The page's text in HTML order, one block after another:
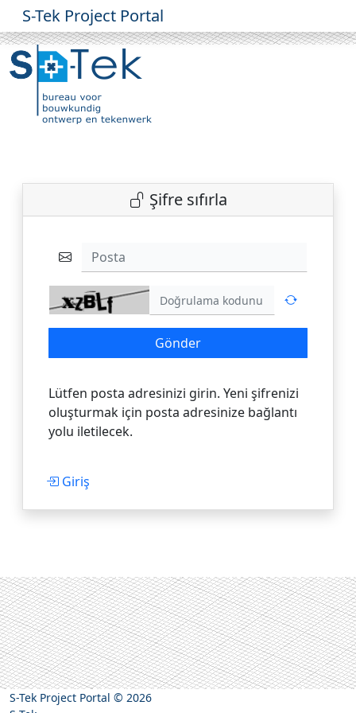
S-Tek Project Portal
Şifre sıfırla
Posta
Gönder
Lütfen posta adresinizi girin. Yeni şifrenizi
oluşturmak için posta adresinize bağlantı
yolu iletilecek.
Giriş
S-Tek Project Portal © 2026